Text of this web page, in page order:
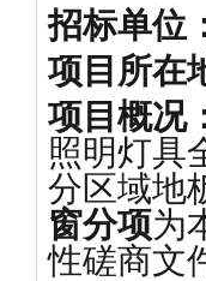
招标单位
项目所在
项目概况
照明灯具
分区域地
窗分项为
性磋商文